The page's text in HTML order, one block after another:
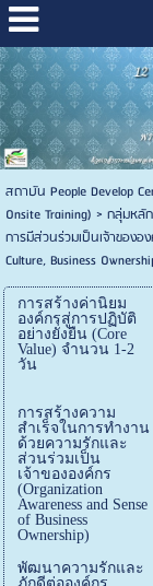
สถาบัน People Develop
Onsite Training) > กลุ่มหลั
การมีส่วนร่วมเป็นเจ้าของ
Culture, Business
การสร้างค่านิยม
องค์กรสู่การปฏิบัติ
อย่างยั่งยืน (Core
Value) จำนวน 1-2
วัน
การสร้างความ
สำเร็จในการทำงาน
ด้วยความรักและ
ส่วนร่วมเป็น
เจ้าขององค์กร
(Organization
Awareness and Sense
of Business
Ownership)
พัฒนาความรักและ